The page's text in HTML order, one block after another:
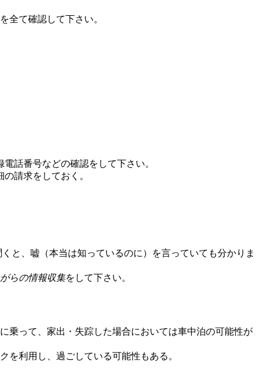
全て確認して下さい。
話番号などの確認をして下さい。
請求をしておく。
と、嘘（本当は知っているのに）を言っていても分かりま
らの情報収集をして下さい。
乗って、家出・失踪した場合においては車中泊の可能性が
を利用し、過ごしている可能性もある。